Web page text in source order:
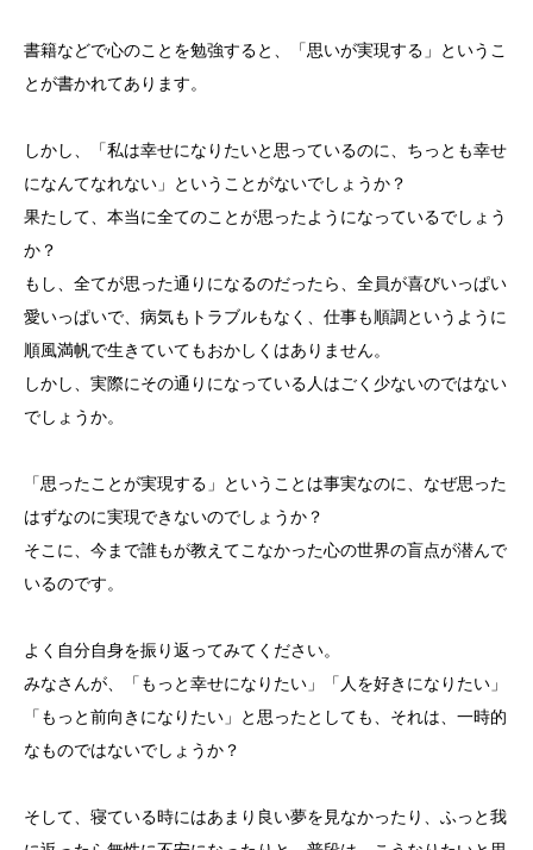
書籍などで心のことを勉強すると、「思いが実現する」というこ
とが書かれてあります。
しかし、「私は幸せになりたいと思っているのに、ちっとも幸せ
になんてなれない」ということがないでしょうか？
果たして、本当に全てのことが思ったようになっているでしょう
か？
もし、全てが思った通りになるのだったら、全員が喜びいっぱい
愛いっぱいで、病気もトラブルもなく、仕事も順調というように
順風満帆で生きていてもおかしくはありません。
しかし、実際にその通りになっている人はごく少ないのではない
でしょうか。
「思ったことが実現する」ということは事実なのに、なぜ思った
はずなのに実現できないのでしょうか？
そこに、今まで誰もが教えてこなかった心の世界の盲点が潜んで
いるのです。
よく自分自身を振り返ってみてください。
みなさんが、「もっと幸せになりたい」「人を好きになりたい」
「もっと前向きになりたい」と思ったとしても、それは、一時的
なものではないでしょうか？
そして、寝ている時にはあまり良い夢を見なかったり、ふっと我